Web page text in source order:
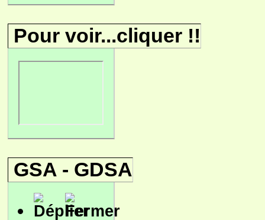
Pour voir...cliquer !!
GSA - GDSA